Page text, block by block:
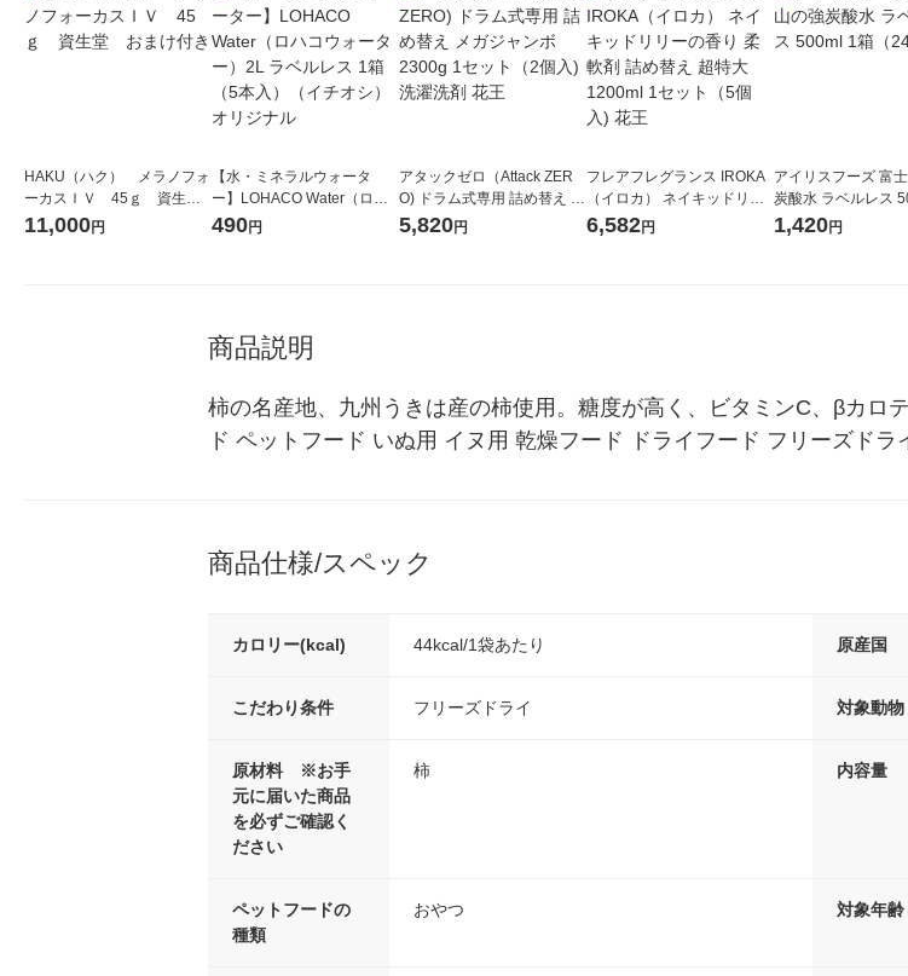
HAKU（ハク） メラノフォ
ーカスＩＶ 45ｇ 資生
堂 おまけ付き
11,000円
【水・ミネラルウォータ
ー】LOHACO Water（ロハ
コウォーター）2L ラベルレ
490円
アタックゼロ（Attack ZER
O) ドラム式専用 詰め替え メ
ガジャンボ 2300g 1セット
5,820円
フレアフレグランス IROKA
（イロカ） ネイキッドリリ
ーの香り 柔軟剤 詰め替え 超
6,582円
アイリスフーズ 富
炭酸水 ラベルレス
箱（24本入）
1,420円
商品説明
柿の名産地、九州うきは産の柿使用。糖度が高く、ビタミンC、βカロ
ド ペットフード いぬ用 イヌ用 乾燥フード ドライフード フリーズド
商品仕様/スペック
カロリー(kcal) 44kcal/1袋あたり 原産国
こだわり条件 フリーズドライ 対象動物
原材料 ※お手
元に届いた商品
を必ずご確認く
ださい
柿 内容量
ペットフードの
種類
おやつ 対象年齢